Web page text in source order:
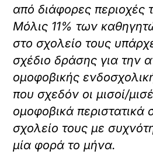
από διάφορες περιοχές
Μόλις 11% των
στο σχολείο τους
σχέδιο δράσης για την
ομοφοβικής
που σχεδόν οι μισοί/
ομοφοβικά περιστατικά
σχολείο τους με
μία φορά το μήνα.